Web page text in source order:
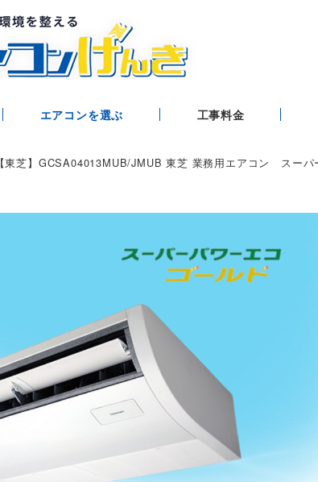
エアコンを選ぶ 工事料金
【東芝】GCSA04013MUB/JMUB 東芝 業務用エアコン スー